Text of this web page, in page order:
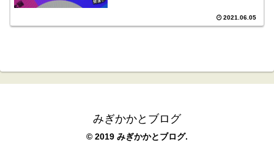
2021.06.05
みぎかかとブログ
© 2019 みぎかかとブログ.